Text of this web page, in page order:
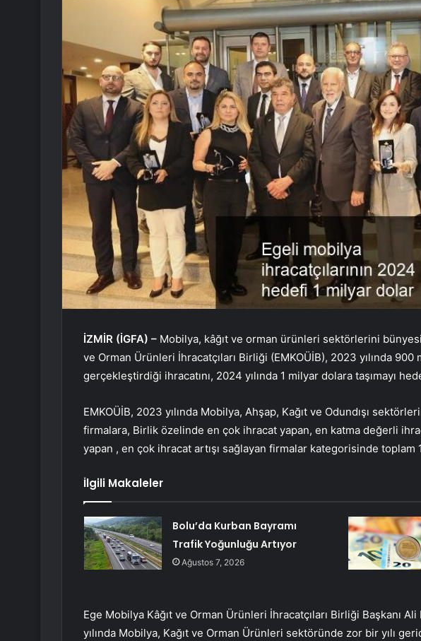
İZMİR (İGFA) – Mobilya, kâğıt ve orman ürünleri sektörlerini
ve Orman Ürünleri İhracatçıları Birliği (EMKOÜİB), 2023 yılında
gerçekleştirdiği ihracatını, 2024 yılında 1 milyar dolara taşımayı
EMKOÜİB, 2023 yılında Mobilya, Ahşap, Kağıt ve Odundışı
firmalara, Birlik özelinde en çok ihracat yapan, en katma değerli
yapan , en çok ihracat artışı sağlayan firmalar kategorisinde toplam
İlgili Makaleler
Bolu’da Kurban Bayramı
Trafik Yoğunluğu Artıyor
Ağustos 7, 2026
Ege Mobilya Kâğıt ve Orman Ürünleri İhracatçıları Birliği Başkanı
yılında Mobilya, Kağıt ve Orman Ürünleri sektöründe zor bir yılı